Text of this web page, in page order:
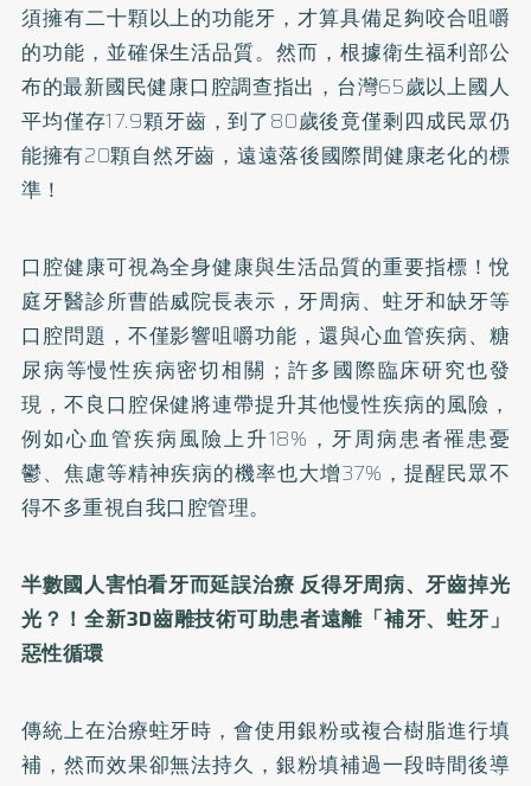
須擁有二十顆以上的功能牙，才算具備足夠咬合咀嚼
的功能，並確保生活品質。然而，根據衛生福利部公
布的最新國民健康口腔調查指出，台灣65歲以上國人
平均僅存17.9顆牙齒，到了80歲後竟僅剩四成民眾仍
能擁有20顆自然牙齒，遠遠落後國際間健康老化的標
準！
口腔健康可視為全身健康與生活品質的重要指標！悅
庭牙醫診所曹皓威院長表示，牙周病、蛀牙和缺牙等
口腔問題，不僅影響咀嚼功能，還與心血管疾病、糖
尿病等慢性疾病密切相關；許多國際臨床研究也發
現，不良口腔保健將連帶提升其他慢性疾病的風險，
例如心血管疾病風險上升18%，牙周病患者罹患憂
鬱、焦慮等精神疾病的機率也大增37%，提醒民眾不
得不多重視自我口腔管理。
半數國人害怕看牙而延誤治療反得牙周病、牙齒掉光
光？！全新3D齒雕技術可助患者遠離「補牙、蛀牙」
惡性循環
傳統上在治療蛀牙時，會使用銀粉或複合樹脂進行填
補，然而效果卻無法持久，銀粉填補過一段時間後導